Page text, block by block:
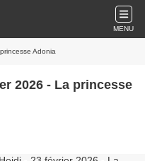
MENU
Adonia
2026 - La princesse